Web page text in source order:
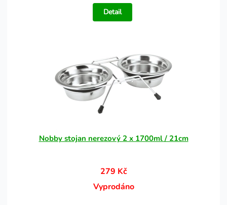
Detail
Nobby stojan nerezový 2 x 1700ml / 21cm
279 Kč
Vyprodáno